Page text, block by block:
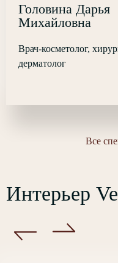
Головина Дарья
Михайловна
Врач-косметолог,
дерматолог
Все
Интерьер